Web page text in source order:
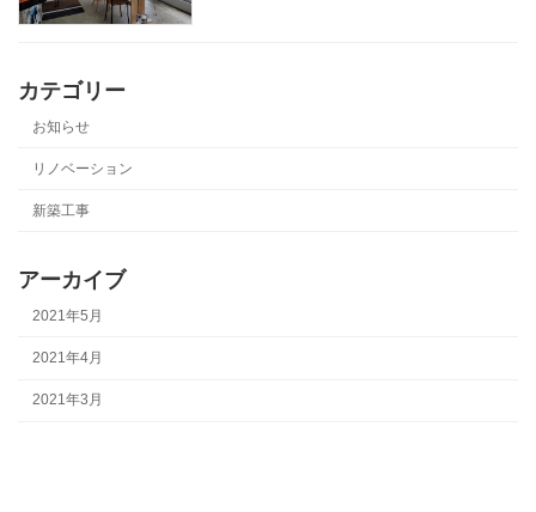
カテゴリー
お知らせ
リノベーション
新築工事
アーカイブ
2021年5月
2021年4月
2021年3月